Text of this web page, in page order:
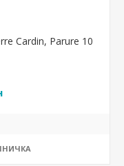
Cardin, Parure 10